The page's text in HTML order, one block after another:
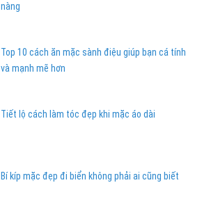
nàng
Top 10 cách ăn mặc sành điệu giúp bạn cá tính
và mạnh mẽ hơn
Tiết lộ cách làm tóc đẹp khi mặc áo dài
Bí kíp mặc đẹp đi biển không phải ai cũng biết